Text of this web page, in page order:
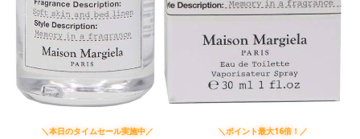
＼本日のタイムセール実施中／ ＼ポイント最大16倍！／